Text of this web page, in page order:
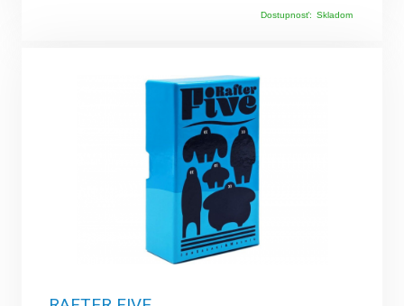
Dostupnosť: Skladom